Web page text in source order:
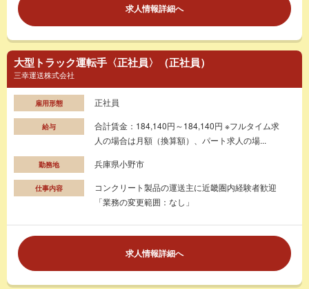
求人情報詳細へ
大型トラック運転手〈正社員〉（正社員）
三幸運送株式会社
雇用形態 正社員
給与
合計賃金：184,140円～184,140円 ※フルタイム求
人の場合は月額（換算額）、パート求人の場...
勤務地 兵庫県小野市
仕事内容
コンクリート製品の運送主に近畿圏内経験者歓迎
「業務の変更範囲：なし」
求人情報詳細へ